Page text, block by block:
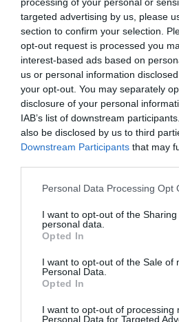
targeted advertising by us, please
section to confirm your selection.
opt-out request is processed you
interest-based ads based on
us or personal information
your opt-out. You may separately
disclosure of your personal
IAB’s list of downstream
also be disclosed by us to third
Downstream Participants that may
Personal Data Processing Opt
I want to opt-out of the
personal data.
Opted In
I want to opt-out of the Sale of
Personal Data.
Opted In
I want to opt-out of processing
Personal Data for Targeted
Πολιτισμό στοCulturenow.gr
Νέοι Διαγωνισμοί❯
Tags
ΔΟΚΙΜΙΑ - ΜΕΛΕΤΕΣ
ΕΛΛΗΝΕΣ
ΕΛΛΗΝΙΚΕΣ ΤΑΙΝΙΕΣ
Newsletter
Κάθε βδομάδα στο e-mail σας